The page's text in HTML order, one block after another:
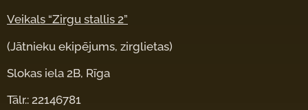
Veikals “Zirgu stallis 2”
(Jātnieku ekipējums, zirglietas)
Slokas iela 2B, Rīga
Tālr.: 22146781